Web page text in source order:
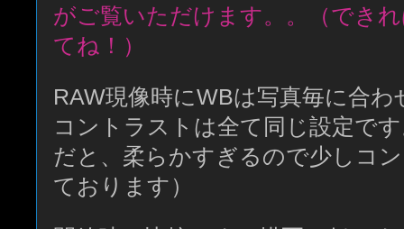
がご覧いただけます。。（でき
てね！）
RAW現像時にWBは写真毎に合
コントラストは全て同じ設定で
だと、柔らかすぎるので少しコ
ております）